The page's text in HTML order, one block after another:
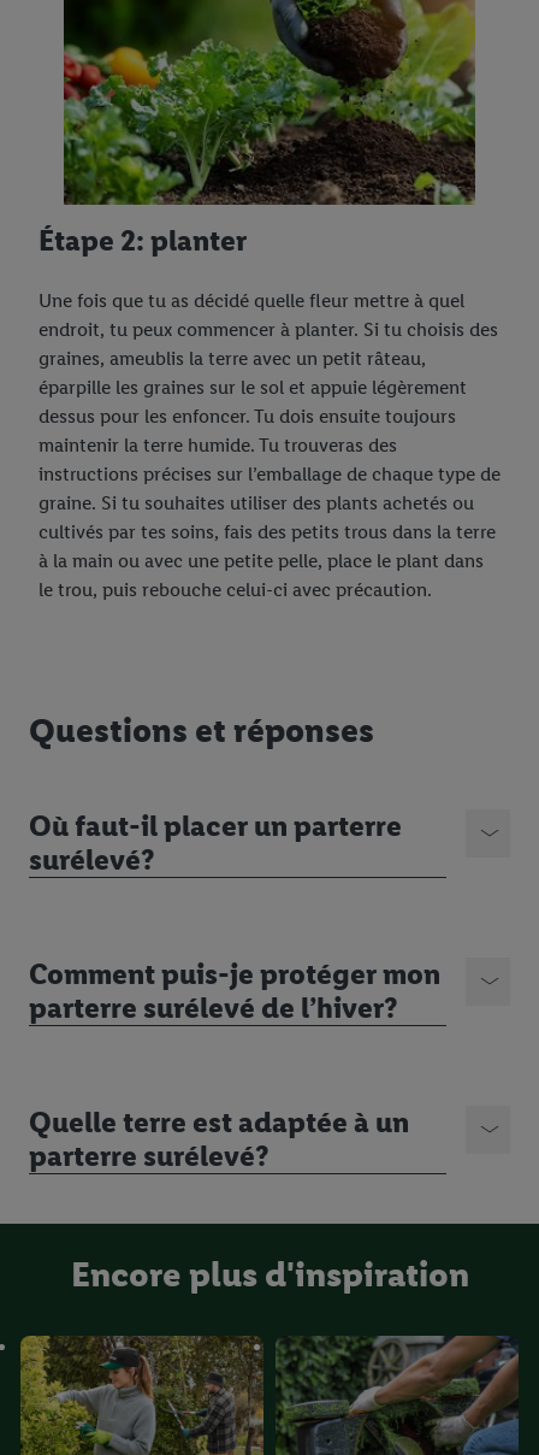
Étape 2: planter
Une fois que tu as décidé quelle fleur mettre à quel
endroit, tu peux commencer à planter. Si tu choisis des
graines, ameublis la terre avec un petit râteau,
éparpille les graines sur le sol et appuie légèrement
dessus pour les enfoncer. Tu dois ensuite toujours
maintenir la terre humide. Tu trouveras des
instructions précises sur l’emballage de chaque type de
graine. Si tu souhaites utiliser des plants achetés ou
cultivés par tes soins, fais des petits trous dans la terre
à la main ou avec une petite pelle, place le plant dans
le trou, puis rebouche celui-ci avec précaution.
Questions et réponses
Où faut-il placer un parterre
surélevé?
Comment puis-je protéger mon
parterre surélevé de l’hiver?
Quelle terre est adaptée à un
parterre surélevé?
Encore plus d'inspiration